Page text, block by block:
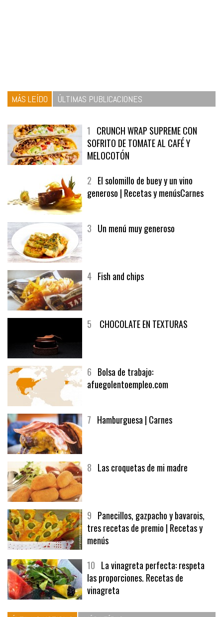
1CRUNCH WRAP SUPREME CON
SOFRITO DE TOMATE AL CAFÉ Y
MELOCOTÓN
2El solomillo de buey y un vino
6Bolsa de trabajo:
9Panecillos, gazpacho y bavarois,
tres recetas de premio | Recetas y
menús
10La vinagreta perfecta: respeta
las proporciones. Recetas de
vinagreta